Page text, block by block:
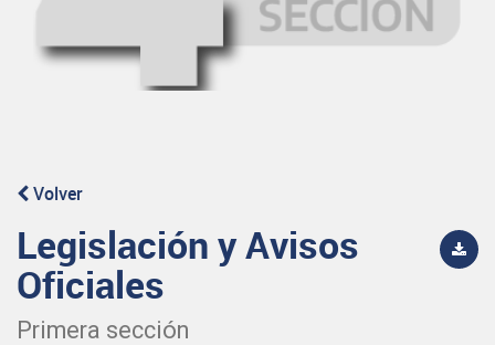
Volver
Legislación y Avisos
Oficiales
Primera sección